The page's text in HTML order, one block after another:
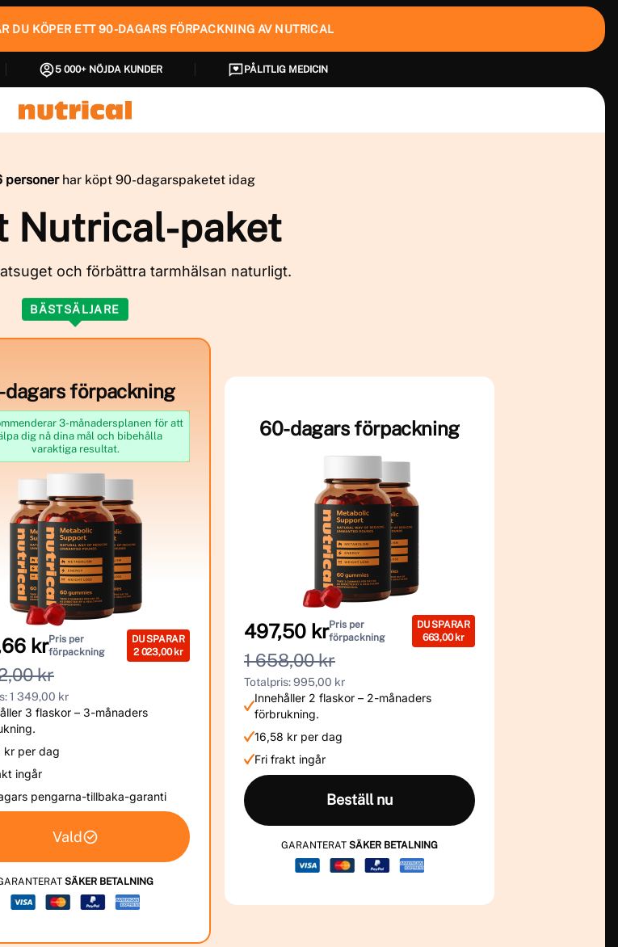
DU KÖPER ETT 90-DAGARS FÖRPACKNING AV NUTRICAL
5 000+ NÖJDA KUNDER PÅLITLIG MEDICIN
personerhar köpt 90-dagarspaketet idag
Nutrical-paket
och förbättra tarmhälsan naturligt.
BÄSTSÄLJARE
dagars förpackning
3-månadersplanen för att
dig nå dina mål och bibehålla
varaktiga resultat.
krPris per
förpackning
DU SPARAR
2 023,00 kr
kr
1 349,00 kr
3 flaskor – 3-månaders
kr per dag
ingår
pengarna-tillbaka-garanti
Vald
SÄKER BETALNING
60-dagars förpackning
497,50 krPris per
förpackning
DU SPARAR
663,00 kr
1 658,00 kr
Totalpris: 995,00 kr
Innehåller 2 flaskor – 2-månaders
förbrukning.
16,58 kr per dag
Fri frakt ingår
Beställ nu
GARANTERAT SÄKER BETALNING